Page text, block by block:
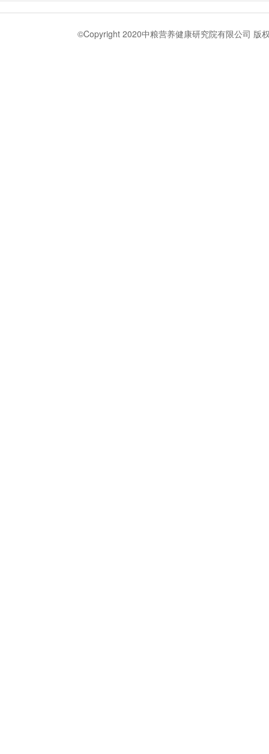
©Copyright 2020中粮营养健康研究院有限公司 版